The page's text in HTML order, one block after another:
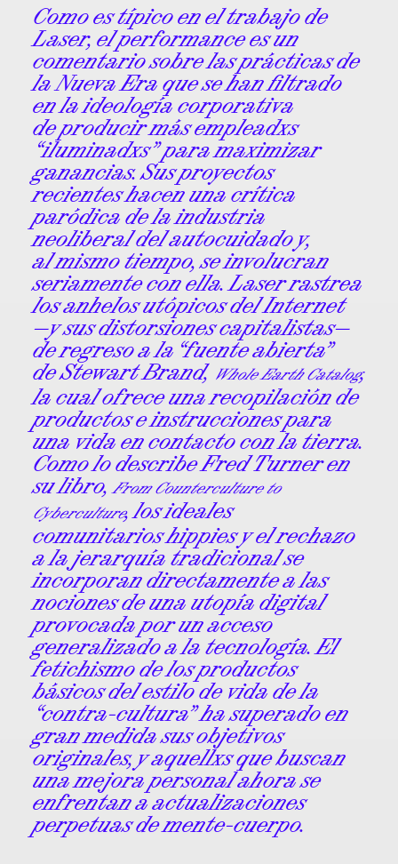
Como es típico en el trabajo de
Laser, el performance es un
comentario sobre las prácticas de
la Nueva Era que se han filtrado
en la ideología corporativa
de producir más empleadxs
“iluminadxs” para maximizar
ganancias. Sus proyectos
recientes hacen una crítica
paródica de la industria
neoliberal del autocuidado y,
al mismo tiempo, se involucran
seriamente con ella. Laser rastrea
los anhelos utópicos del Internet
—y sus distorsiones capitalistas—
de regreso a la “fuente abierta”
de Stewart Brand, Whole Earth Catalog,
la cual ofrece una recopilación de
productos e instrucciones para
una vida en contacto con la tierra.
Como lo describe Fred Turner en
su libro,From Counterculture to
Cyberculture, los ideales
comunitarios hippies y el rechazo
a la jerarquía tradicional se
incorporan directamente a las
nociones de una utopía digital
provocada por un acceso
generalizado a la tecnología. El
fetichismo de los productos
básicos del estilo de vida de la
“contra-cultura” ha superado en
gran medida sus objetivos
originales, y aquellxs que buscan
una mejora personal ahora se
enfrentan a actualizaciones
perpetuas de mente-cuerpo.